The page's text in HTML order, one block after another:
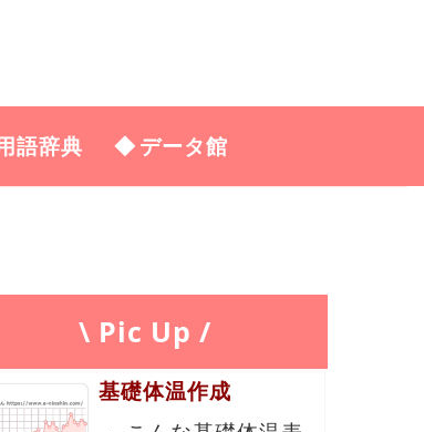
語辞典 データ館
\ Pic Up /
基礎体温作成